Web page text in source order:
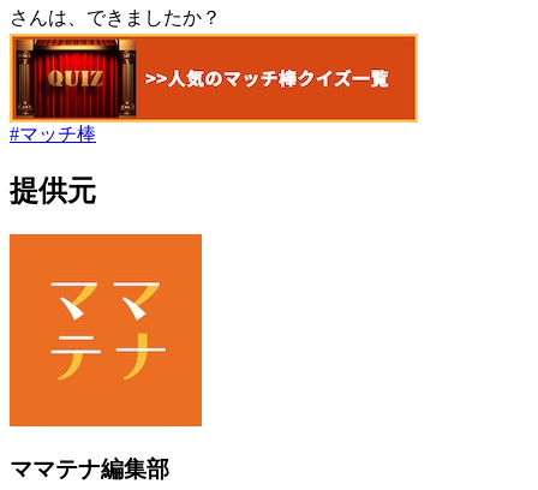
さんは、できましたか？
#マッチ棒
提供元
ママテナ編集部